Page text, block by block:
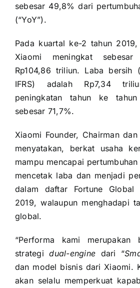
sebesar 49,8% dari
(“YoY”).
Pada kuartal ke-2 tahun
Xiaomi meningkat
Rp104,86 triliun. Laba bersih
IFRS) adalah Rp7,34
peningkatan tahun ke
sebesar 71,7%.
Xiaomi Founder, Chairman
menyatakan, berkat usaha
mampu mencapai
mencetak laba dan menjadi
dalam daftar Fortune
2019, walaupun menghadapi
global.
“Performa kami merupakan
strategidual-engine dari “
dan model bisnis dari Xiaomi.
akan selalu memperkuat